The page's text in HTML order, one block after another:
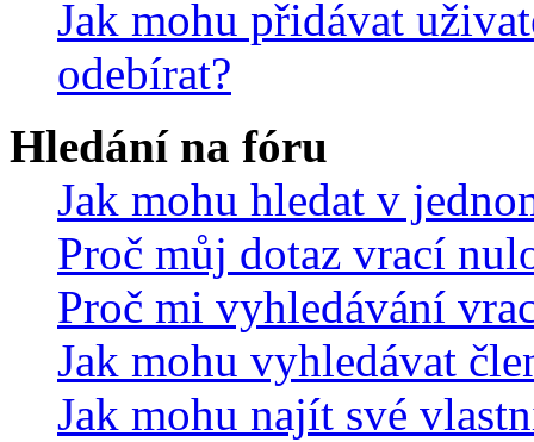
Jak mohu přidávat
odebírat?
Hledání na fóru
Jak mohu hledat v
Proč můj dotaz vrací
Proč mi vyhledávání
Jak mohu vyhledávat
Jak mohu najít své